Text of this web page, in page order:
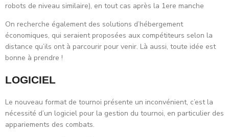
robots de niveau similaire), en tout cas après la 1ere manche
On recherche également des solutions d’hébergement
économiques, qui seraient proposées aux compétiteurs selon la
distance qu’ils ont à parcourir pour venir. Là aussi, toute idée est
bonne à prendre !
LOGICIEL
Le nouveau format de tournoi présente un inconvénient, c’est la
nécessité d’un logiciel pour la gestion du tournoi, en particulier des
appariements des combats.